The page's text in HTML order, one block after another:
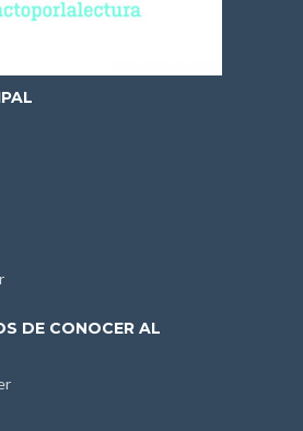
DE CONOCER AL